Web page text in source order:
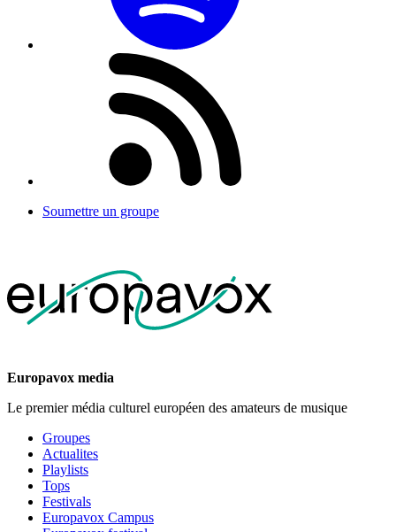
Soumettre un groupe
Europavox media
Le premier média culturel européen des amateurs de musique
Groupes
Actualites
Playlists
Tops
Festivals
Europavox Campus